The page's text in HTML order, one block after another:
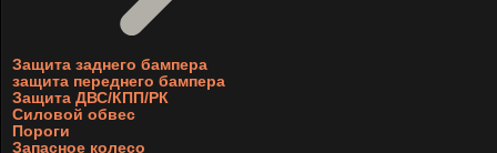
Защита заднего бампера
защита переднего бампера
Защита ДВС/КПП/РК
Силовой обвес
Пороги
Запасное колесо